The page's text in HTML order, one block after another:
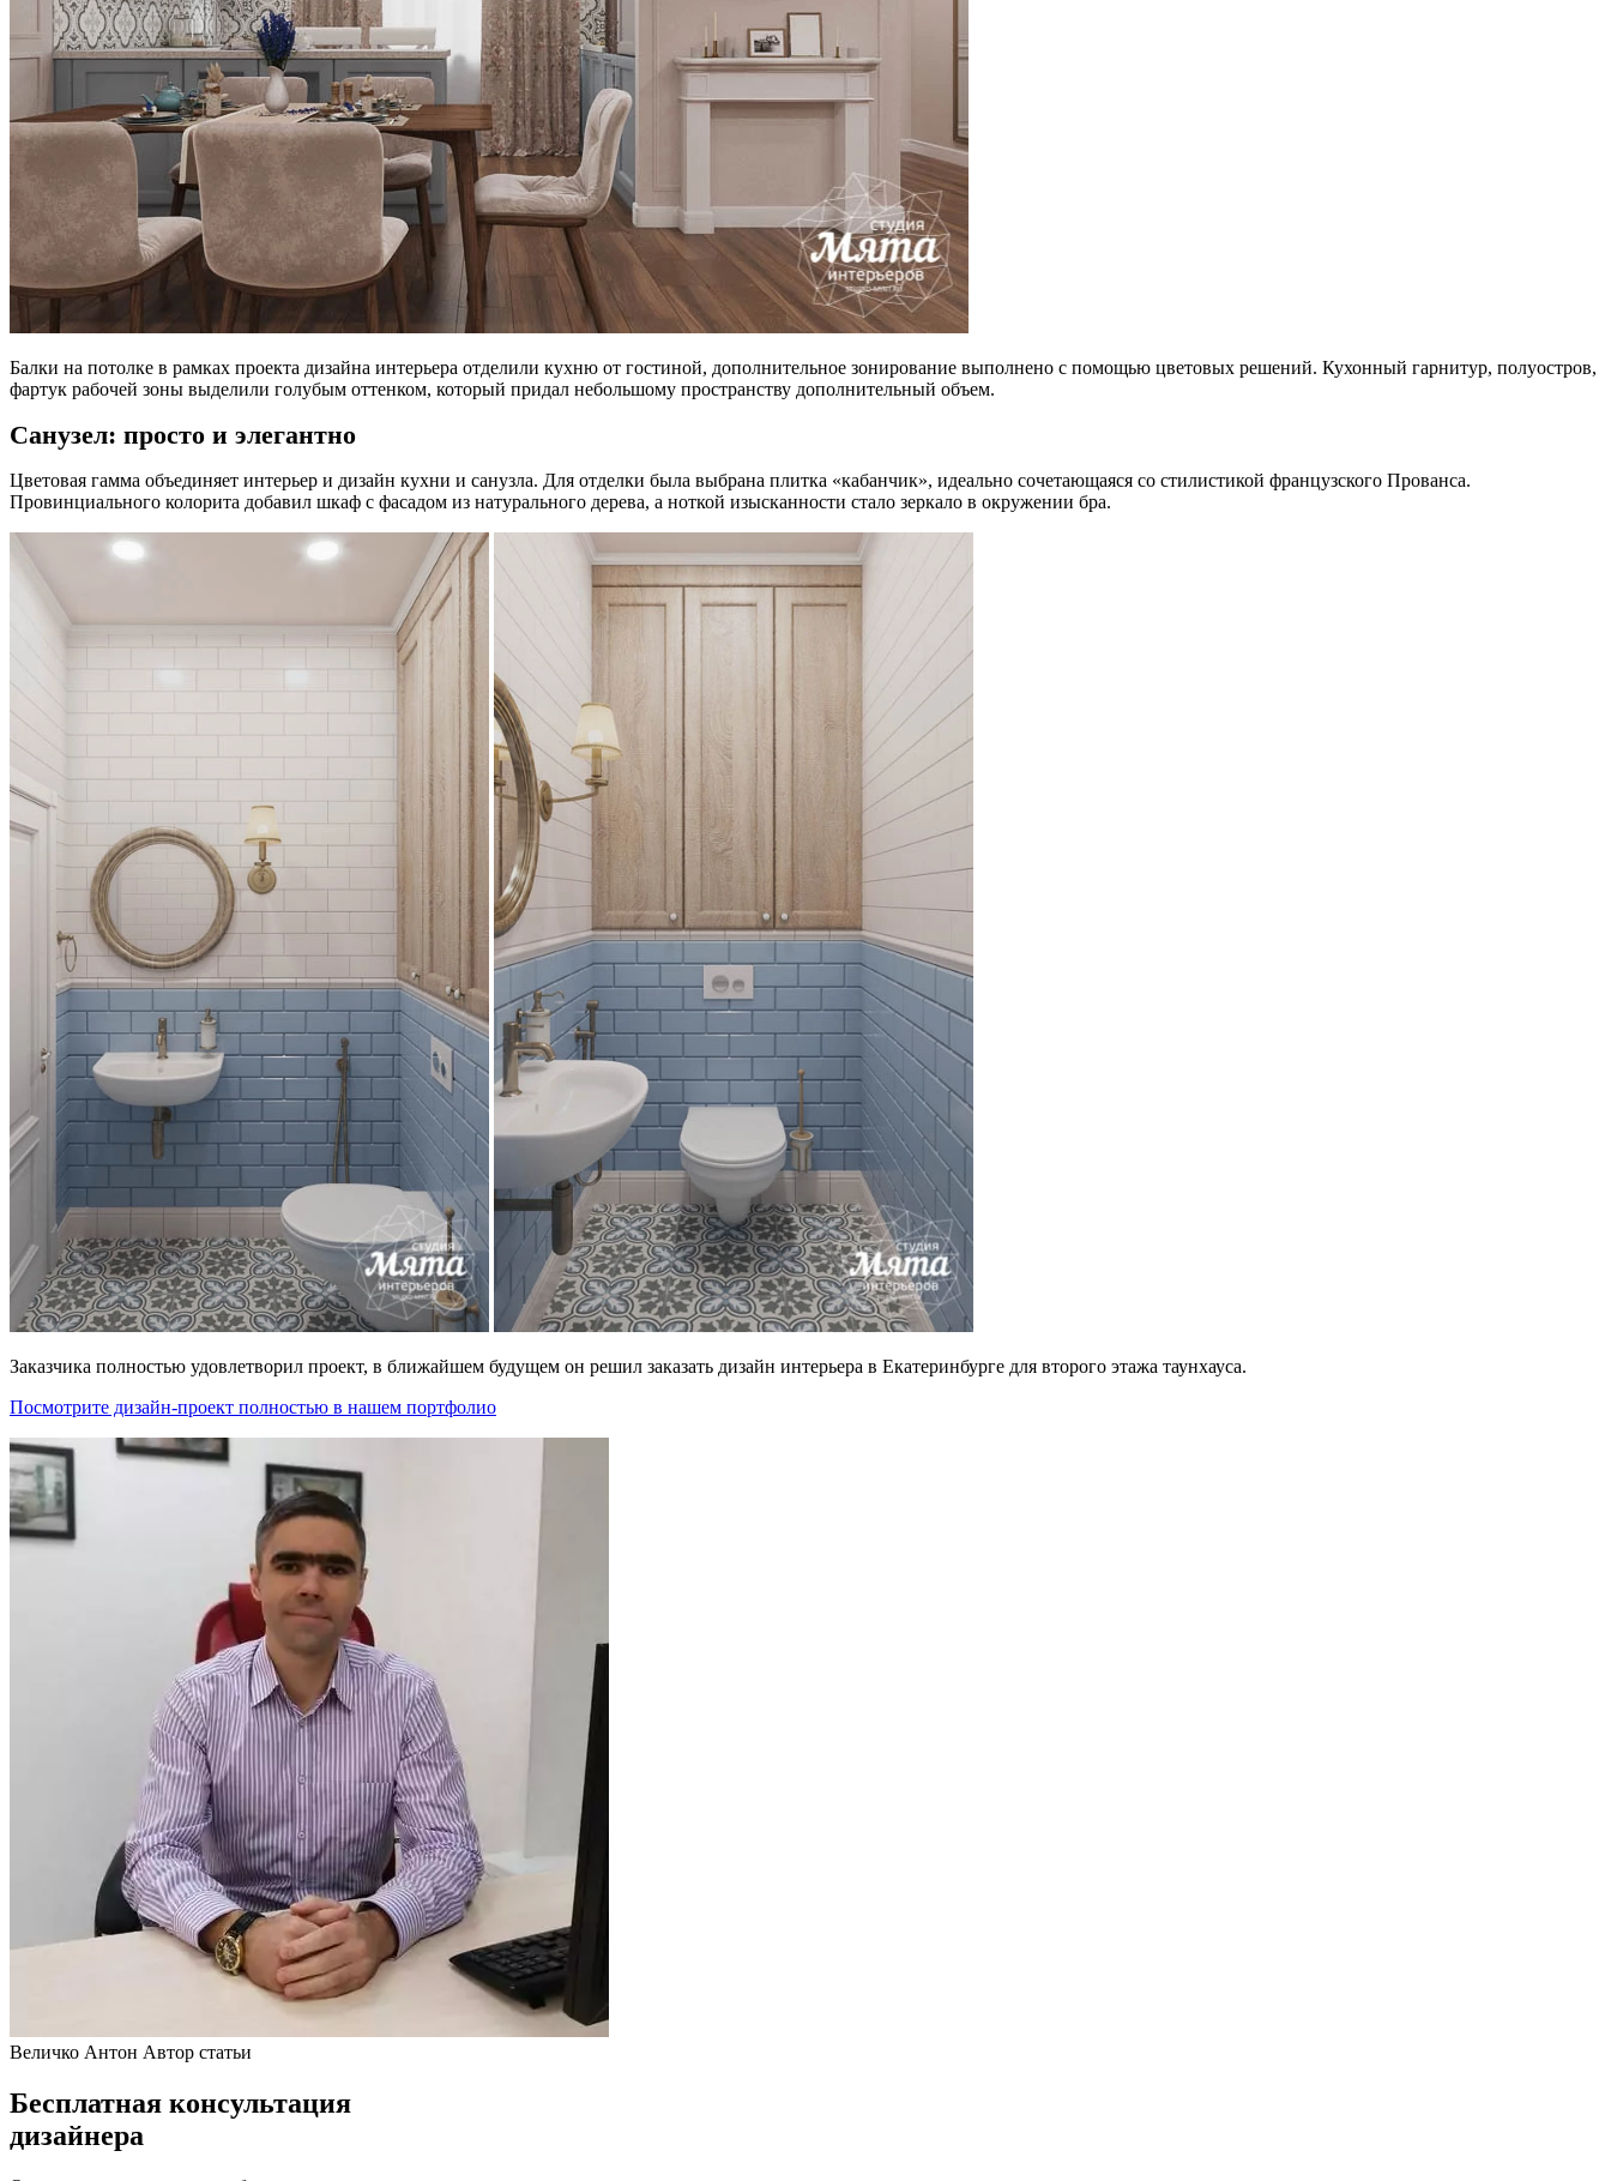
Балки на потолке в рамках проекта дизайна интерьера отделили кухню от гостиной, дополнительное зонирование выполнено с помощью цветовых решений. Кухонный гарнитур, полуостров,
фартук рабочей зоны выделили голубым оттенком, который придал небольшому пространству дополнительный объем.
Санузел: просто и элегантно
Цветовая гамма объединяет интерьер и дизайн кухни и санузла. Для отделки была выбрана плитка «кабанчик», идеально сочетающаяся со стилистикой французского Прованса.
Провинциального колорита добавил шкаф с фасадом из натурального дерева, а ноткой изысканности стало зеркало в окружении бра.
Заказчика полностью удовлетворил проект, в ближайшем будущем он решил заказать дизайн интерьера в Екатеринбурге для второго этажа таунхауса.
Посмотрите дизайн-проект полностью в нашем портфолио
Величко Антон Автор статьи
Бесплатная консультация
дизайнера